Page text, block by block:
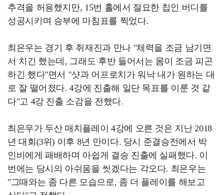
추격을 허용했지만, 15번 홀에서 절묘한 칩인 버디를
성공시키며 승부에 마침표를 찍었다.
최은우는 경기 후 취재진과 만나 "체력을 조금 남기면
서 치긴 했는데, 그래도 후반 들어서는 몸이 조금 피곤
하긴 했다"면서 "샷과 어프로치가 워낙 내가 원하는 대
로 잘 떨어졌다. 4강에 진출해 일단 목표를 이룬 것 같
다"고 4강 진출 소감을 전했다.
최은우가 두산 매치플레이 4강에 오른 것은 지난 2018
년 대회(3위) 이후 8년 만이다. 당시 준결승전에서 박
인비에게 패배하며 아쉽게 결승 진출에 실패했다. 이
번에는 당시의 아쉬움을 씻겠다는 각오다. 최은우는
"그때와는 좀 다른 모습으로, 좀 더 플레이를 해보고